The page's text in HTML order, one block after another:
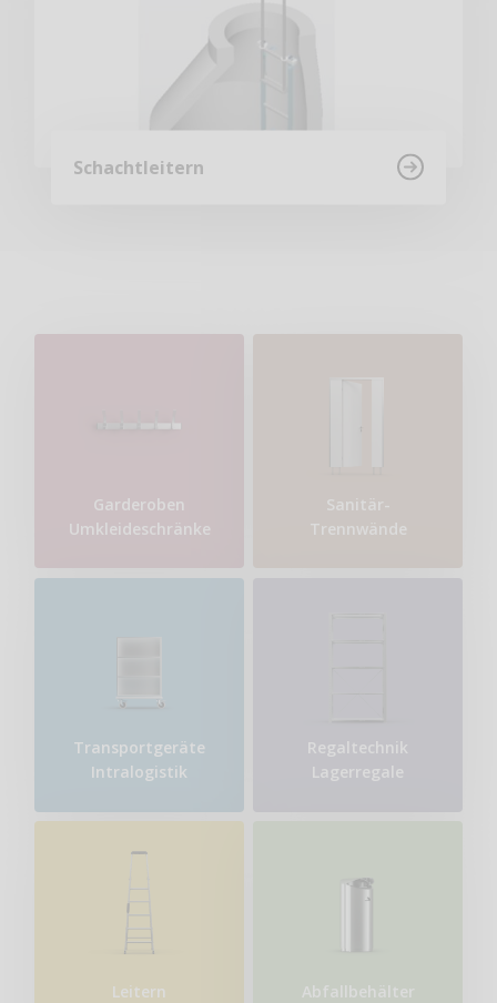
Schachtleitern
Garderoben
Umkleideschränke
Sanitär-
Trennwände
Transport​geräte
Intralogistik
Regaltechnik
Lagerregale
Leitern
Abfallbehälter